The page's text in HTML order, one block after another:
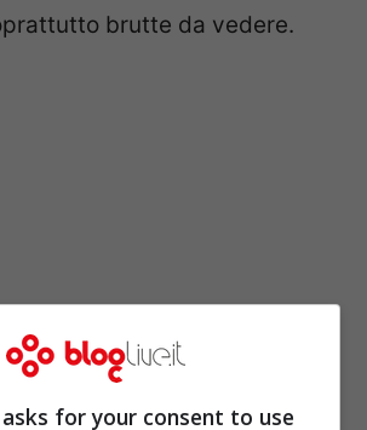
brutte da vedere.
bene che il primo e più
for your consent to use